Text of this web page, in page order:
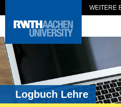
WEITERE
Logbuch Lehre